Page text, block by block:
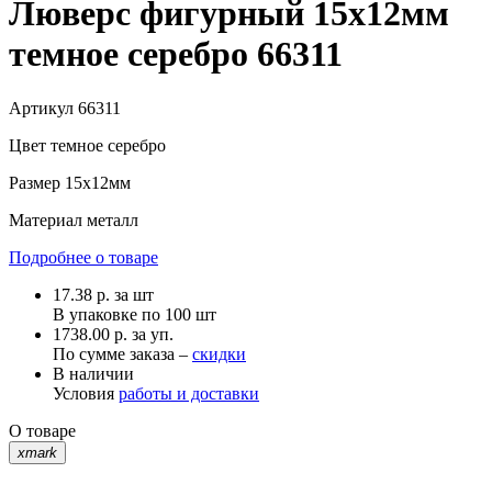
Люверс фигурный 15х12мм
темное серебро 66311
Артикул 66311
Цвет темное серебро
Размер 15х12мм
Материал металл
Подробнее о товаре
17.38 р. за шт
В упаковке по 100 шт
1738.00 р. за уп.
По сумме заказа – скидки
В наличии
Условия работы и доставки
О товаре
xmark